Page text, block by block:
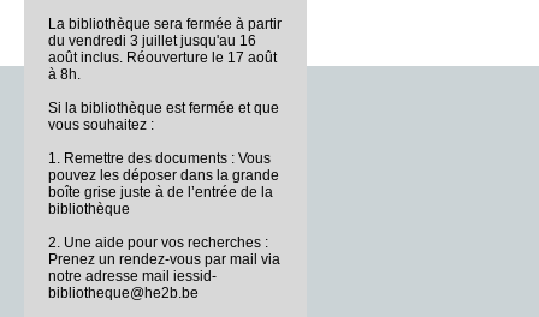
La bibliothèque sera fermée à partir
du vendredi 3 juillet jusqu'au 16
août inclus. Réouverture le 17 août
à 8h.
Si la bibliothèque est fermée et que
vous souhaitez :
1. Remettre des documents : Vous
pouvez les déposer dans la grande
boîte grise juste à de l’entrée de la
bibliothèque
2. Une aide pour vos recherches :
Prenez un rendez-vous par mail via
notre adresse mail iessid-
bibliotheque@he2b.be